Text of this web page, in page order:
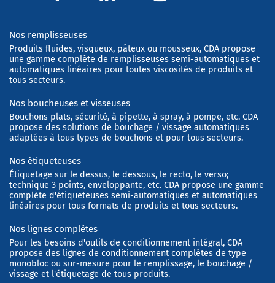
Nos remplisseuses
Produits fluides, visqueux, pâteux ou mousseux, CDA propose
une gamme complète de remplisseuses semi-automatiques et
automatiques linéaires pour toutes viscosités de produits et
tous secteurs.
Nos boucheuses et visseuses
Bouchons plats, sécurité, à pipette, à spray, à pompe, etc. CDA
propose des solutions de bouchage / vissage automatiques
adaptées à tous types de bouchons et pour tous secteurs.
Nos étiqueteuses
Étiquetage sur le dessus, le dessous, le recto, le verso;
technique 3 points, enveloppante, etc. CDA propose une gamme
complète d'étiqueteuses semi-automatiques et automatiques
linéaires pour tous formats de produits et tous secteurs.
Nos lignes complètes
Pour les besoins d'outils de conditionnement intégral, CDA
propose des lignes de conditionnement complètes de type
monobloc ou sur-mesure pour le remplissage, le bouchage /
vissage et l'étiquetage de tous produits.